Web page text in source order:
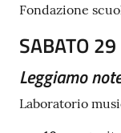
Fondazione
SABATO
Leggiamo
Laboratorio